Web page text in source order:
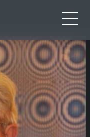
IT
EN
FR